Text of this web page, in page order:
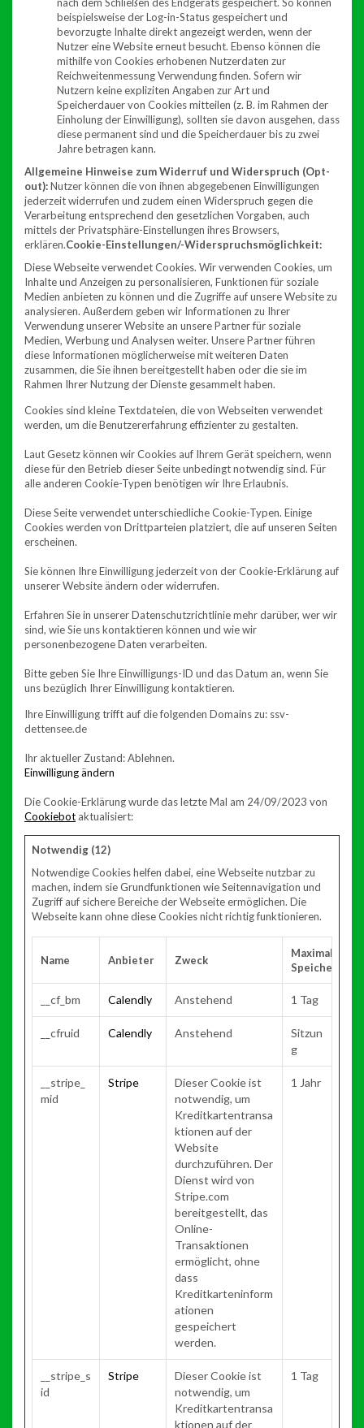
beispielsweise der Log-in-Status gespeichert und
bevorzugte Inhalte direkt angezeigt werden, wenn der
Nutzer eine Website erneut besucht. Ebenso können die
mithilfe von Cookies erhobenen Nutzerdaten zur
Reichweitenmessung Verwendung finden. Sofern wir
Nutzern keine expliziten Angaben zur Art und
Speicherdauer von Cookies mitteilen (z. B. im Rahmen der
Einholung der Einwilligung), sollten sie davon ausgehen, dass
diese permanent sind und die Speicherdauer bis zu zwei
Jahre betragen kann.
Allgemeine Hinweise zum Widerruf und Widerspruch (Opt-
out):Nutzer können die von ihnen abgegebenen Einwilligungen
jederzeit widerrufen und zudem einen Widerspruch gegen die
Verarbeitung entsprechend den gesetzlichen Vorgaben, auch
mittels der Privatsphäre-Einstellungen ihres Browsers,
erklären.Cookie-Einstellungen/-Widerspruchsmöglichkeit:
Diese Webseite verwendet Cookies. Wir verwenden Cookies, um
Inhalte und Anzeigen zu personalisieren, Funktionen für soziale
Medien anbieten zu können und die Zugriffe auf unsere Website zu
analysieren. Außerdem geben wir Informationen zu Ihrer
Verwendung unserer Website an unsere Partner für soziale
Medien, Werbung und Analysen weiter. Unsere Partner führen
diese Informationen möglicherweise mit weiteren Daten
zusammen, die Sie ihnen bereitgestellt haben oder die sie im
Rahmen Ihrer Nutzung der Dienste gesammelt haben.
Cookies sind kleine Textdateien, die von Webseiten verwendet
werden, um die Benutzererfahrung effizienter zu gestalten.
Laut Gesetz können wir Cookies auf Ihrem Gerät speichern, wenn
diese für den Betrieb dieser Seite unbedingt notwendig sind. Für
alle anderen Cookie-Typen benötigen wir Ihre Erlaubnis.
Diese Seite verwendet unterschiedliche Cookie-Typen. Einige
Cookies werden von Drittparteien platziert, die auf unseren Seiten
erscheinen.
Sie können Ihre Einwilligung jederzeit von der Cookie-Erklärung auf
unserer Website ändern oder widerrufen.
Erfahren Sie in unserer Datenschutzrichtlinie mehr darüber, wer wir
sind, wie Sie uns kontaktieren können und wie wir
personenbezogene Daten verarbeiten.
Bitte geben Sie Ihre Einwilligungs-ID und das Datum an, wenn Sie
uns bezüglich Ihrer Einwilligung kontaktieren.
Ihre Einwilligung trifft auf die folgenden Domains zu: ssv-
dettensee.de
Ihr aktueller Zustand: Ablehnen.
Einwilligung ändern
Die Cookie-Erklärung wurde das letzte Mal am 24/09/2023 von
Cookiebot aktualisiert:
Notwendig (12)
Notwendige Cookies helfen dabei, eine Webseite nutzbar zu
machen, indem sie Grundfunktionen wie Seitennavigation und
Zugriff auf sichere Bereiche der Webseite ermöglichen. Die
Webseite kann ohne diese Cookies nicht richtig funktionieren.
Name Anbieter Zweck
Maximale
__cf_bm Calendly Anstehend 1 Tag
__cfruid Calendly Anstehend
Sitzun
g
__stripe_
mid
Stripe
Dieser Cookie ist
notwendig, um
Kreditkartentransa
ktionen auf der
Website
durchzuführen. Der
Dienst wird von
Stripe.com
bereitgestellt, das
Online-
Transaktionen
ermöglicht, ohne
dass
Kreditkarteninform
ationen
gespeichert
werden.
1 Jahr
__stripe_s
id
Stripe
Dieser Cookie ist
notwendig, um
Kreditkartentransa
ktionen auf der
1 Tag